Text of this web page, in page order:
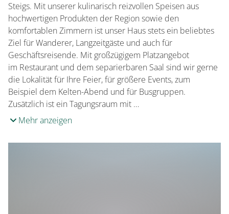
Steigs. Mit unserer kulinarisch reizvollen Speisen aus
hochwertigen Produkten der Region sowie den
komfortablen Zimmern ist unser Haus stets ein beliebtes
Ziel für Wanderer, Langzeitgäste und auch für
Geschäftsreisende. Mit großzügigem Platzangebot
im Restaurant und dem separierbaren Saal sind wir gerne
die Lokalität für Ihre Feier, für größere Events, zum
Beispiel dem Kelten-Abend und für Busgruppen.
Zusätzlich ist ein Tagungsraum mit …
Mehr anzeigen